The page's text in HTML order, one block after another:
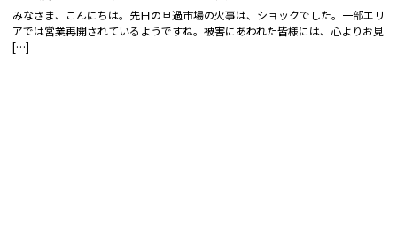
みなさま、こんにちは。先日の旦過市場の火事は、ショックでした。一部エリ
アでは営業再開されているようですね。被害にあわれた皆様には、心よりお見
[…]